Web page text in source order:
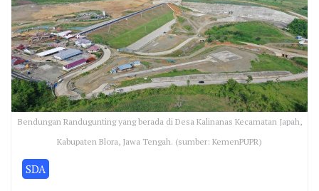
Bendungan Randugunting yang berada di Desa Kalinanas Kecamatan Japah,
Kabupaten Blora, Jawa Tengah. (sumber: KemenPUPR)
SDA